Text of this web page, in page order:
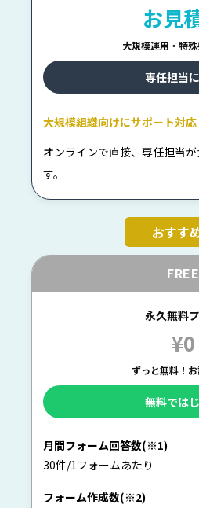
お見
大規模運用・特
専任担当
大規模組織向けにサポート対応
オンラインで直接、専任担当
す。
FREE
永久無料
¥0
ずっと無料！
無料では
月間フォーム回答数(※1)
30件/1フォームあたり
フォーム作成数(※2)